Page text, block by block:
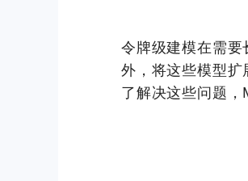
令牌级建模在需
外，将这些模型扩
了解决这些问题